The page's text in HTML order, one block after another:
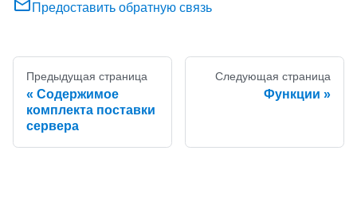
Предоставить обратную связь
Предыдущая страница
Содержимое
комплекта поставки
сервера
Следующая страница
Функции